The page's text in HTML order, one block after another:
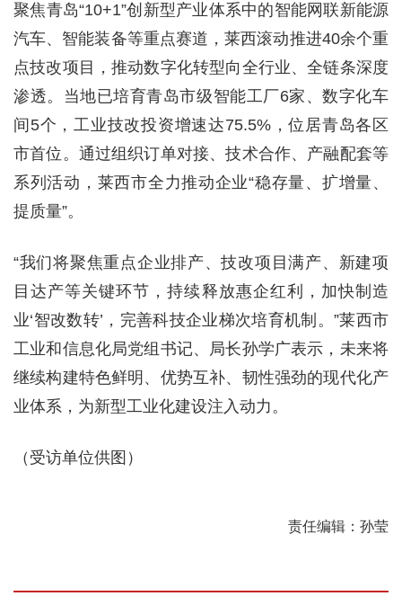
聚焦青岛“10+1”创新型产业体系中的智能网联新能源
汽车、智能装备等重点赛道，莱西滚动推进40余个重
点技改项目，推动数字化转型向全行业、全链条深度
渗透。当地已培育青岛市级智能工厂6家、数字化车
间5个，工业技改投资增速达75.5%，位居青岛各区
市首位。通过组织订单对接、技术合作、产融配套等
系列活动，莱西市全力推动企业“稳存量、扩增量、
提质量”。
“我们将聚焦重点企业排产、技改项目满产、新建项
目达产等关键环节，持续释放惠企红利，加快制造
业‘智改数转’，完善科技企业梯次培育机制。”莱西市
工业和信息化局党组书记、局长孙学广表示，未来将
继续构建特色鲜明、优势互补、韧性强劲的现代化产
业体系，为新型工业化建设注入动力。
（受访单位供图）
责任编辑：孙莹